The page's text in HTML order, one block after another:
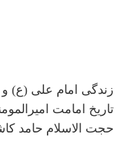
زندگی امام علی (ع) و
تاریخ امامت
حجت الاسلام حامد